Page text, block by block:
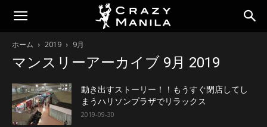
ホーム 2019 9月
マンスリーアーカイブ 9月 2019
動き出すストーリー！！もうすぐ閉店してし
まうハリソンプラザでリラックス
2019-09-30